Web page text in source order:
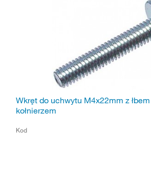
Wkręt do uchwytu M4x22mm z łbem
kołnierzem
Kod